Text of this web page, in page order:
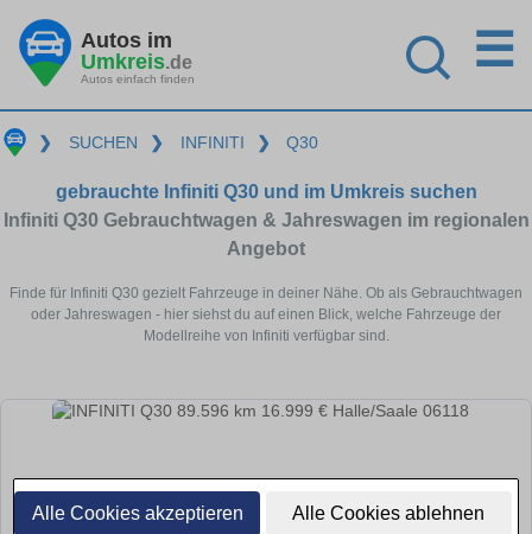
Alle Cookies akzeptieren Alle Cookies ablehnen
Autos im
Umkreis.de
Autos einfach finden
☰
❯ SUCHEN ❯ INFINITI ❯ Q30
gebrauchte Infiniti Q30 und im Umkreis suchen
Infiniti Q30 Gebrauchtwagen & Jahreswagen im regionalen
Angebot
Finde für Infiniti Q30 gezielt Fahrzeuge in deiner Nähe. Ob als Gebrauchtwagen
oder Jahreswagen - hier siehst du auf einen Blick, welche Fahrzeuge der
Modellreihe von Infiniti verfügbar sind.